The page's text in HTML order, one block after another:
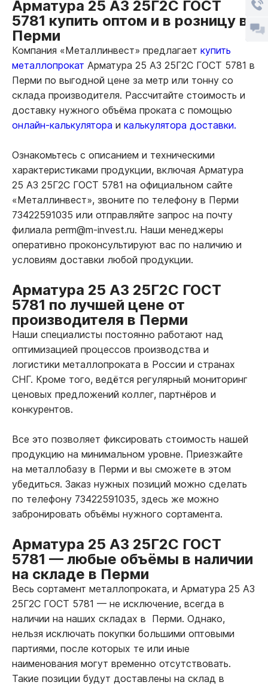
Арматура 25 А3 25Г2С ГОСТ
5781 купить оптом и в розницу в
Перми
Компания «Металлинвест» предлагает купить
металлопрокат Арматура 25 А3 25Г2С ГОСТ 5781 в
Перми по выгодной цене за метр или тонну со
склада производителя. Рассчитайте стоимость и
доставку нужного объёма проката с помощью
онлайн-калькулятора и калькулятора доставки.
Ознакомьтесь с описанием и техническими
характеристиками продукции, включая Арматура
25 А3 25Г2С ГОСТ 5781 на официальном сайте
«Металлинвест», звоните по телефону в Перми
73422591035 или отправляйте запрос на почту
филиала perm@m-invest.ru. Наши менеджеры
оперативно проконсультируют вас по наличию и
условиям доставки любой продукции.
Арматура 25 А3 25Г2С ГОСТ
5781 по лучшей цене от
производителя в Перми
Наши специалисты постоянно работают над
оптимизацией процессов производства и
логистики металлопроката в России и странах
СНГ. Кроме того, ведётся регулярный мониторинг
ценовых предложений коллег, партнёров и
конкурентов.
Все это позволяет фиксировать стоимость нашей
продукцию на минимальном уровне. Приезжайте
на металлобазу в Перми и вы сможете в этом
убедиться. Заказ нужных позиций можно сделать
по телефону 73422591035, здесь же можно
забронировать объёмы нужного сортамента.
Арматура 25 А3 25Г2С ГОСТ
5781 — любые объёмы в наличии
на складе в Перми
Весь сортамент металлопроката, и Арматура 25 А3
25Г2С ГОСТ 5781 — не исключение, всегда в
наличии на наших складах в Перми. Однако,
нельзя исключать покупки большими оптовыми
партиями, после которых те или иные
наименования могут временно отсутствовать.
Такие позиции будут доставлены на склад в